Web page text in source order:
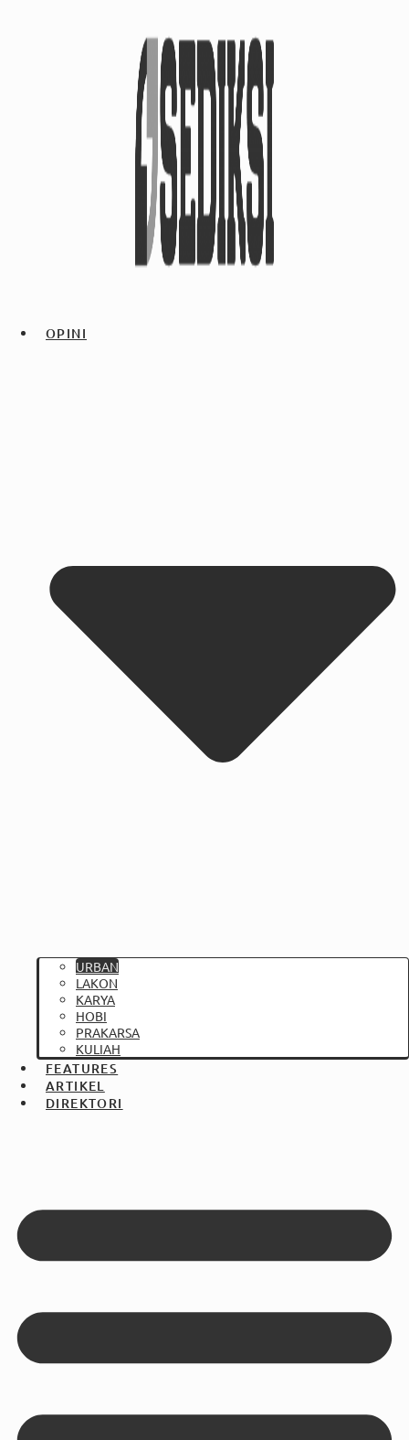
OPINI
URBAN
LAKON
KARYA
HOBI
PRAKARSA
KULIAH
FEATURES
ARTIKEL
DIREKTORI